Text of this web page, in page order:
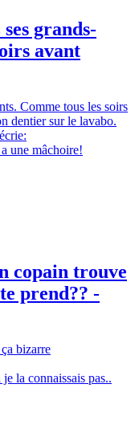
grands-
avant
Comme tous les soirs
dentier sur le lavabo.
une mâchoire!
copain trouve
prend?? -
bizarre
la connaissais pas..